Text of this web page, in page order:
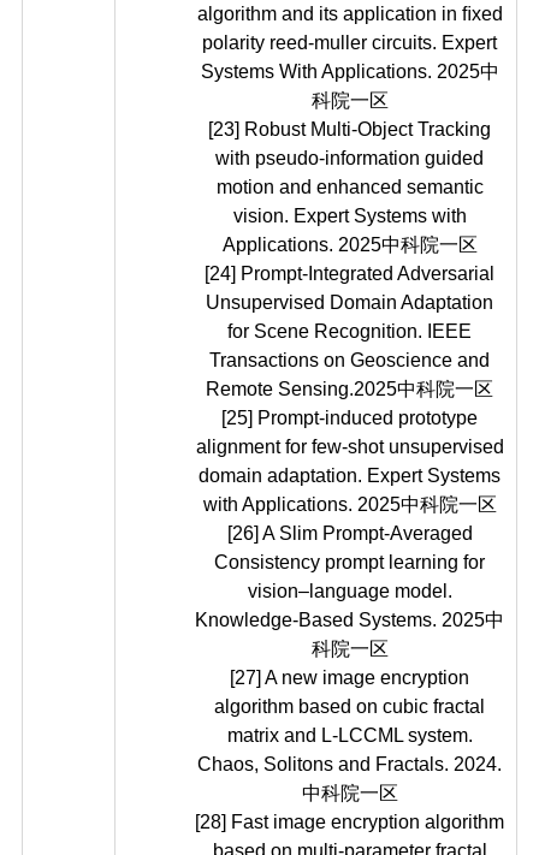
algorithm and its application in ﬁxed
polarity reed-muller circuits. Expert
Systems With Applications. 2025中
科院一区
[23] Robust Multi-Object Tracking
with pseudo-information guided
motion and enhanced semantic
vision. Expert Systems with
Applications. 2025中科院一区
[24] Prompt-Integrated Adversarial
Unsupervised Domain Adaptation
for Scene Recognition. IEEE
Transactions on Geoscience and
Remote Sensing.2025中科院一区
[25] Prompt-induced prototype
alignment for few-shot unsupervised
domain adaptation. Expert Systems
with Applications. 2025中科院一区
[26] A Slim Prompt-Averaged
Consistency prompt learning for
vision–language model.
Knowledge-Based Systems. 2025中
科院一区
[27] A new image encryption
algorithm based on cubic fractal
matrix and L-LCCML system.
Chaos, Solitons and Fractals. 2024.
中科院一区
[28] Fast image encryption algorithm
based on multi-parameter fractal